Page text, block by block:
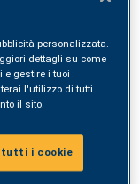
Modello di
(i.e.
e relativi
integrante.
personalizzata.
dettagli su come
e gestire i tuoi
l'utilizzo di tutti
il sito.
i cookie